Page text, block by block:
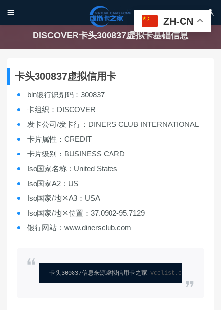
 
DISCOVER卡头300837虚拟卡基础信息
卡头300837虚拟信用卡
bin银行识别码：300837
卡组织：DISCOVER
发卡公司/发卡行：DINERS CLUB INTERNATIONAL
卡片属性：CREDIT
卡片级别：BUSINESS CARD
Iso国家名称：United States
Iso国家A2：US
Iso国家/地区A3：USA
Iso国家/地区位置：37.0902-95.7129
银行网站：www.dinersclub.com
卡头300837信息来源虚拟信用卡之家 vcclist.com
ZH-CN